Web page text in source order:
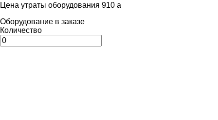
Цена утраты оборудования 910 a
Оборудование в заказе
Количество